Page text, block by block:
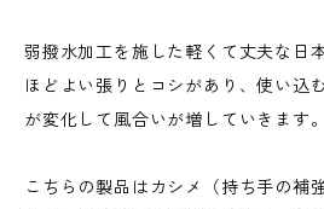
弱撥水加工を施した軽くて丈夫な日
ほどよい張りとコシがあり、使い込
が変化して風合いが増していきます。
こちらの製品はカシメ（持ち手の補